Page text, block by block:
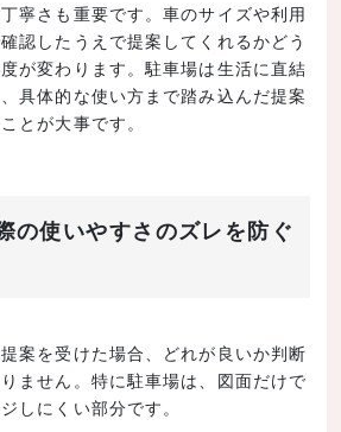
寧さも重要です。車のサイズや利用
認したうえで提案してくれるかどう
が変わります。駐車場は生活に直結
具体的な使い方まで踏み込んだ提案
とが大事です。
の使いやすさのズレを防ぐ
案を受けた場合、どれが良いか判断
ません。特に駐車場は、図面だけで
しにくい部分です。